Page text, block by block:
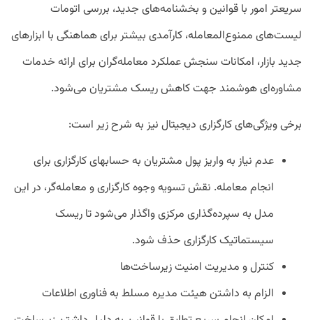
سریعتر امور با قوانین و بخشنامه‌های جدید، بررسی اتومات
لیست‌های ممنوع‌المعامله، کارآمدی بیشتر برای هماهنگی با ابزارهای
جدید بازار، امکانات سنجش عملکرد معامله‌گران برای ارائه خدمات
مشاوره‌ای هوشمند جهت کاهش ریسک مشتریان می‌شود.
برخی ویژگی‌های کارگزاری دیجیتال نیز به شرح زیر است:
عدم نیاز به واریز پول مشتریان به حسابهای کارگزاری برای
انجام معامله. نقش تسویه وجوه کارگزاری و معامله‌گر، در این
مدل به سپرده‌گذاری مرکزی واگذار می‌شود تا ریسک
سیستماتیک کارگزاری حذف شود.
کنترل و مدیریت امنیت زیرساخت‌ها
الزام به داشتن هیئت مدیره مسلط به فناوری اطلاعات